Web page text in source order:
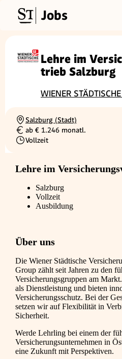
Jobs
Lehre im
trieb Salz­burg
WIENER
Ortschaft
Salzburg (Stadt)
Gehalt
ab € 1.246 monatl.
Beschäftigungsart
Vollzeit
Lehre im
Salzburg
Vollzeit
Ausbildung
Über uns
Die Wiener Städtische
Group zählt seit Jahren zu den
Versicherungsgruppen am
als Dienstleistung und bieten
Versicherungsschutz. Bei der
setzen wir auf Flexibilität in
Sicherheit.
Werde Lehrling bei einem der
Versicherungsunternehmen in
eine Zukunft mit Perspektiven.